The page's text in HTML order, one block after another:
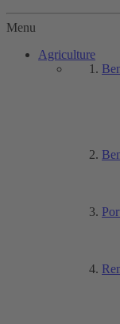
Menu
Agriculture